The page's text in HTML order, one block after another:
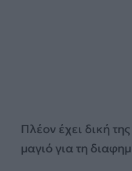
Πλέον έχει δική
μαγιό για τη